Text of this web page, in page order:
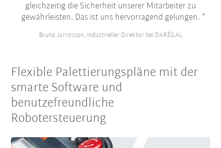
gleichzeitig die Sicherheit unserer Mitarbeiter zu
gewährleisten. Das ist uns hervorragend gelungen.
Bruno Jarrosson, industrieller Direktor bei DARÉGAL
Flexible Palettierungspläne mit der
smarte Software und
benutzefreundliche
Robotersteuerung